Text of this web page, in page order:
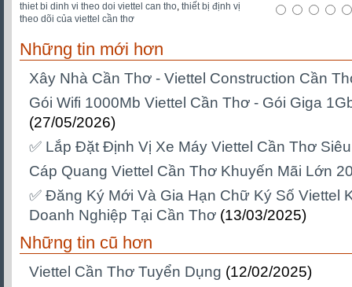
thiet bi dinh vi theo doi viettel can tho, thiết bị định vị
theo dõi của viettel cần thơ
Những tin mới hơn
Xây Nhà Cần Thơ - Viettel Construction Cần
Gói Wifi 1000Mb Viettel Cần Thơ - Gói Giga
(27/05/2026)
✅ Lắp Đặt Định Vị Xe Máy Viettel Cần Thơ
Cáp Quang Viettel Cần Thơ Khuyến Mãi Lớn
✅‎ Đăng Ký Mới Và Gia Hạn Chữ Ký Số Viettel
Doanh Nghiệp Tại Cần Thơ (13/03/2025)
Những tin cũ hơn
Viettel Cần Thơ Tuyển Dụng (12/02/2025)